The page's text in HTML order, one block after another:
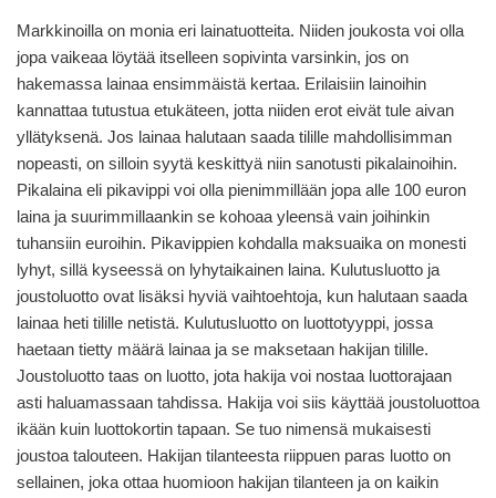
Markkinoilla on monia eri lainatuotteita. Niiden joukosta voi olla
jopa vaikeaa löytää itselleen sopivinta varsinkin, jos on
hakemassa lainaa ensimmäistä kertaa. Erilaisiin lainoihin
kannattaa tutustua etukäteen, jotta niiden erot eivät tule aivan
yllätyksenä. Jos lainaa halutaan saada tilille mahdollisimman
nopeasti, on silloin syytä keskittyä niin sanotusti pikalainoihin.
Pikalaina eli pikavippi voi olla pienimmillään jopa alle 100 euron
laina ja suurimmillaankin se kohoaa yleensä vain joihinkin
tuhansiin euroihin. Pikavippien kohdalla maksuaika on monesti
lyhyt, sillä kyseessä on lyhytaikainen laina. Kulutusluotto ja
joustoluotto ovat lisäksi hyviä vaihtoehtoja, kun halutaan saada
lainaa heti tilille netistä. Kulutusluotto on luottotyyppi, jossa
haetaan tietty määrä lainaa ja se maksetaan hakijan tilille.
Joustoluotto taas on luotto, jota hakija voi nostaa luottorajaan
asti haluamassaan tahdissa. Hakija voi siis käyttää joustoluottoa
ikään kuin luottokortin tapaan. Se tuo nimensä mukaisesti
joustoa talouteen. Hakijan tilanteesta riippuen paras luotto on
sellainen, joka ottaa huomioon hakijan tilanteen ja on kaikin